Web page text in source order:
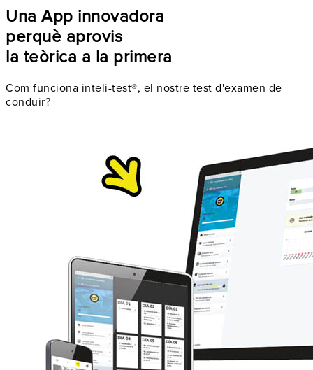
Una App innovadora
perquè aprovis
la teòrica a la primera
Com funciona inteli-test®, el nostre test d'examen de
conduir?